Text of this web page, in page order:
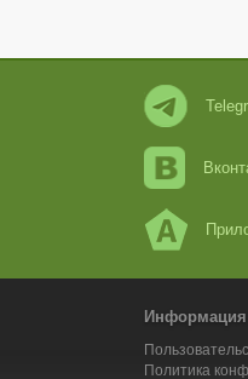
Информация
Политика